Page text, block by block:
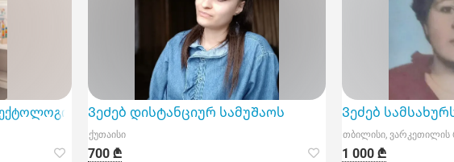
ᲕეᲫებ დისტანციურ სამუᲨაოს
ქუთაისი
700 ₾
Ვეძებ
თბილისი, ვარკეთილის
1 000 ₾